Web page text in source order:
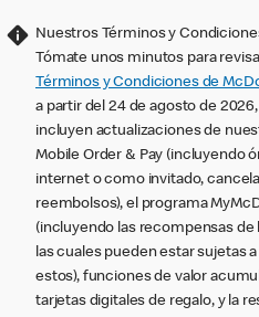
Nuestros Términos y
Tómate unos minutos para
Términos y Condiciones de
a partir del 24 de agosto de
incluyen actualizaciones de
Mobile Order & Pay (incluyendo
internet o como invitado,
reembolsos), el programa
(incluyendo las recompensas de
las cuales pueden estar sujetas
estos), funciones de valor
tarjetas digitales de regalo, y la